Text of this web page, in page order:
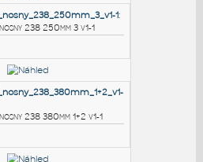
PODOBNÉ BLOKY
1